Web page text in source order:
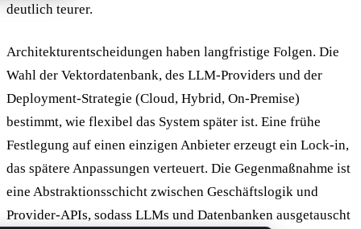
deutlich teurer.
Architekturentscheidungen haben langfristige Folgen. Die
Wahl der Vektordatenbank, des LLM-Providers und der
Deployment-Strategie (Cloud, Hybrid, On-Premise)
bestimmt, wie flexibel das System später ist. Eine frühe
Festlegung auf einen einzigen Anbieter erzeugt ein Lock-in,
das spätere Anpassungen verteuert. Die Gegenmaßnahme ist
eine Abstraktionsschicht zwischen Geschäftslogik und
Provider-APIs, sodass LLMs und Datenbanken ausgetauscht